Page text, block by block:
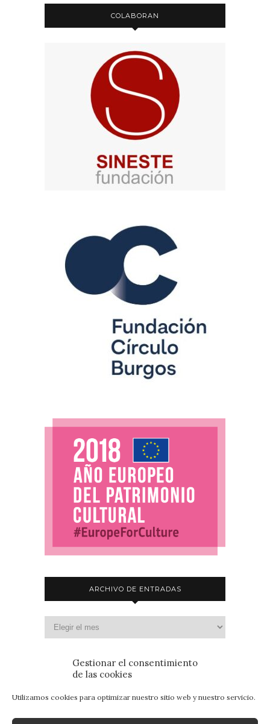
Gestionar el consentimiento
de las cookies
Utilizamos cookies para optimizar nuestro sitio web y nuestro servicio.
COLABORAN
ARCHIVO DE ENTRADAS